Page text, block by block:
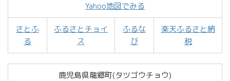
Yahoo地図でみる
さとふ
る
ふるさとチョイ
ス
ふるな
び
楽天ふるさと納
税
鹿児島県龍郷町(タツゴウチョウ)